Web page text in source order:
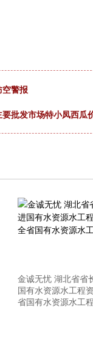
空警报
批发市场特小凤西瓜
金诚无忧 湖北省省
国有水资源水工程
省国有水资源水工